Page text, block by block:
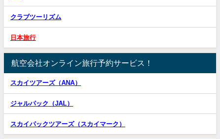
クラブツーリズム
日本旅行
航空会社オンライン旅行予約サービス！
スカイツアーズ（ANA）
ジャルパック（JAL）
スカイパックツアーズ（スカイマーク）